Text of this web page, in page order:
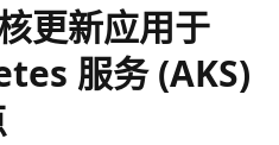
更新应用于
服务 (AKS)